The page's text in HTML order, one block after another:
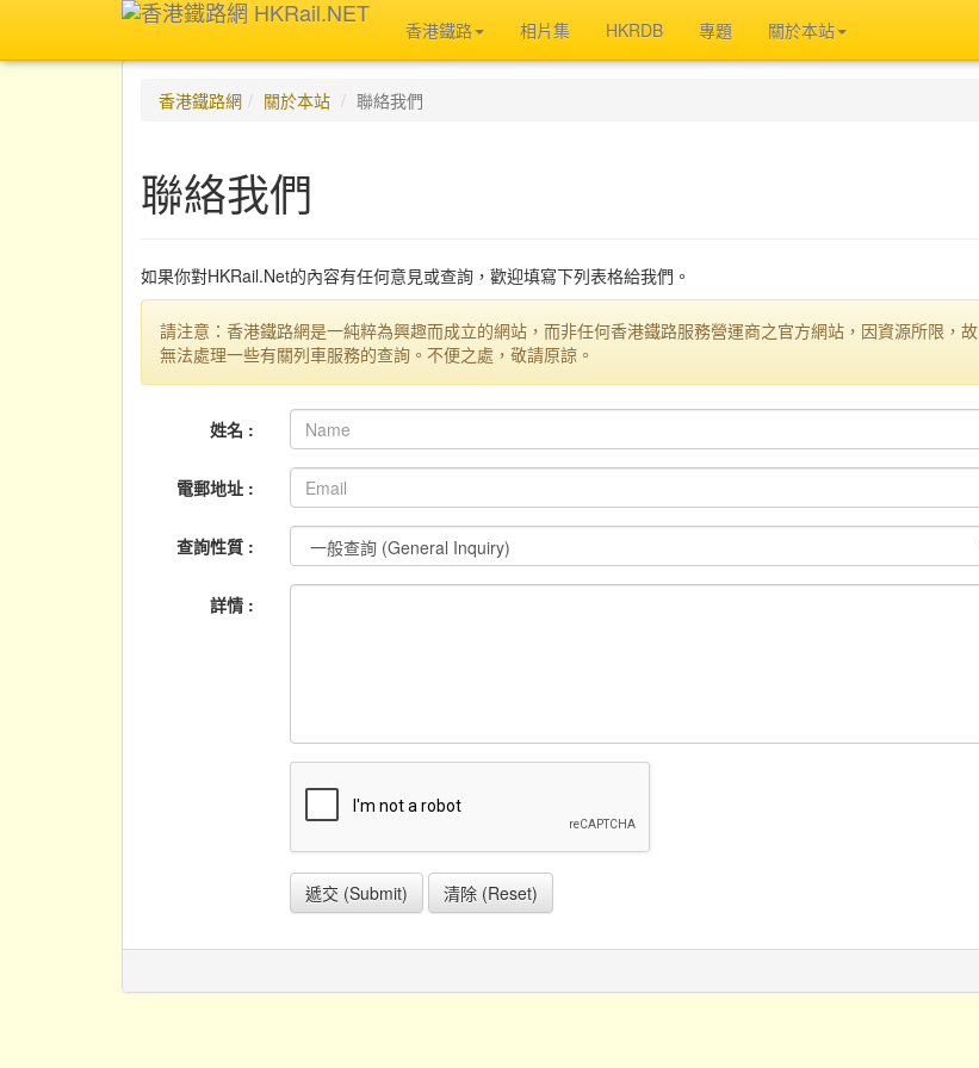
香港鐵路 相片集 HKRDB 專題 關於本站
香港鐵路網 關於本站 聯絡我們
聯絡我們
如果你對HKRail.Net的內容有任何意見或查詢，歡迎填寫下列表格給我們。
請注意：香港鐵路網是一純粹為興趣而成立的網站，而非任何香港鐵路服務營運商之官方網站，因資源所限，故
無法處理一些有關列車服務的查詢。不便之處，敬請原諒。
姓名 :
電郵地址 :
查詢性質 :
詳情 :